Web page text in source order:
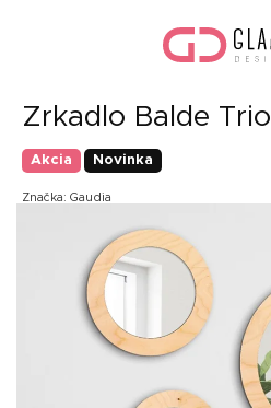
Zrkadlo Balde
Akcia Novinka
Značka: Gaudia